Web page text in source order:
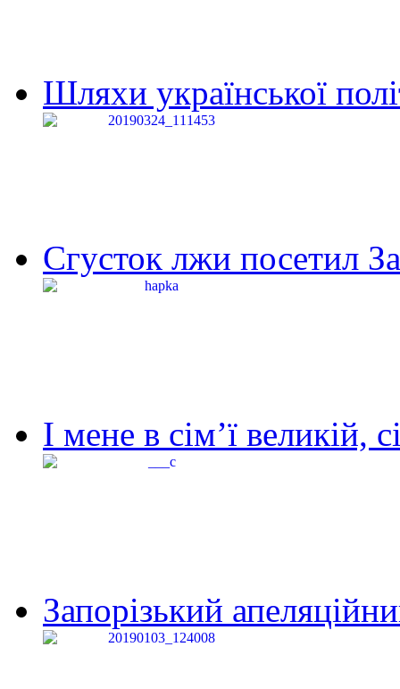
Шляхи української
Сгусток лжи посетил
І мене в сім’ї великій,
Запорізький